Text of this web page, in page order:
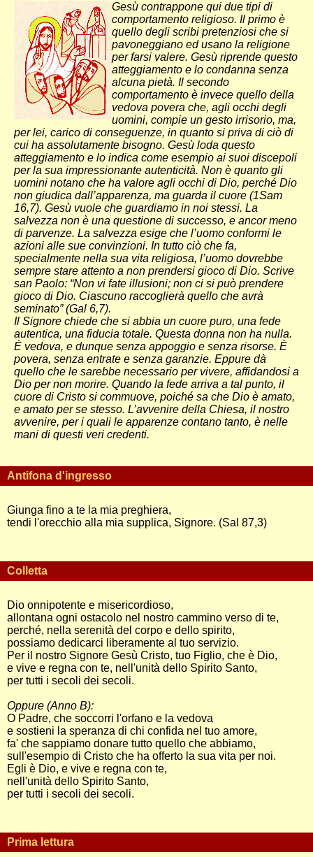
Gesù contrappone qui due tipi di
comportamento religioso. Il primo è
quello degli scribi pretenziosi che si
pavoneggiano ed usano la religione
per farsi valere. Gesù riprende questo
atteggiamento e lo condanna senza
alcuna pietà. Il secondo
comportamento è invece quello della
vedova povera che, agli occhi degli
uomini, compie un gesto irrisorio, ma,
per lei, carico di conseguenze, in quanto si priva di ciò di
cui ha assolutamente bisogno. Gesù loda questo
atteggiamento e lo indica come esempio ai suoi discepoli
per la sua impressionante autenticità. Non è quanto gli
uomini notano che ha valore agli occhi di Dio, perché Dio
non giudica dall’apparenza, ma guarda il cuore (1Sam
16,7). Gesù vuole che guardiamo in noi stessi. La
salvezza non è una questione di successo, e ancor meno
di parvenze. La salvezza esige che l’uomo conformi le
azioni alle sue convinzioni. In tutto ciò che fa,
specialmente nella sua vita religiosa, l’uomo dovrebbe
sempre stare attento a non prendersi gioco di Dio. Scrive
san Paolo: “Non vi fate illusioni; non ci si può prendere
gioco di Dio. Ciascuno raccoglierà quello che avrà
seminato” (Gal 6,7).
Il Signore chiede che si abbia un cuore puro, una fede
autentica, una fiducia totale. Questa donna non ha nulla.
È vedova, e dunque senza appoggio e senza risorse. È
povera, senza entrate e senza garanzie. Eppure dà
quello che le sarebbe necessario per vivere, affidandosi a
Dio per non morire. Quando la fede arriva a tal punto, il
cuore di Cristo si commuove, poiché sa che Dio è amato,
e amato per se stesso. L’avvenire della Chiesa, il nostro
avvenire, per i quali le apparenze contano tanto, è nelle
mani di questi veri credenti.
Antifona d'ingresso
Giunga fino a te la mia preghiera,
tendi l'orecchio alla mia supplica, Signore. (Sal 87,3)
Colletta
Dio onnipotente e misericordioso,
allontana ogni ostacolo nel nostro cammino verso di te,
perché, nella serenità del corpo e dello spirito,
possiamo dedicarci liberamente al tuo servizio.
Per il nostro Signore Gesù Cristo, tuo Figlio, che è Dio,
e vive e regna con te, nell'unità dello Spirito Santo,
per tutti i secoli dei secoli.
Oppure (Anno B):
O Padre, che soccorri l'orfano e la vedova
e sostieni la speranza di chi confida nel tuo amore,
fa' che sappiamo donare tutto quello che abbiamo,
sull'esempio di Cristo che ha offerto la sua vita per noi.
Egli è Dio, e vive e regna con te,
nell'unità dello Spirito Santo,
per tutti i secoli dei secoli.
Prima lettura